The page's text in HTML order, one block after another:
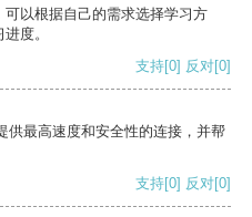
以根据自己的需求选择学习方
度。
支持[0] 反对[0]
供最高速度和安全性的连接，并帮
支持[0] 反对[0]